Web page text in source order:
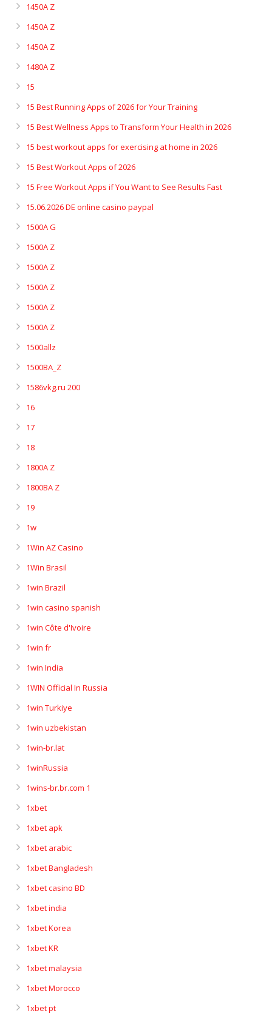
1450A Z
1450A Z
1450A Z
1480A Z
15
15 Best Running Apps of 2026 for Your Training
15 Best Wellness Apps to Transform Your Health in 2026
15 best workout apps for exercising at home in 2026
15 Best Workout Apps of 2026
15 Free Workout Apps if You Want to See Results Fast
15.06.2026 DE online casino paypal
1500A G
1500A Z
1500A Z
1500A Z
1500A Z
1500A Z
1500allz
1500BA_Z
1586vkg.ru 200
16
17
18
1800A Z
1800BA Z
19
1w
1Win AZ Casino
1Win Brasil
1win Brazil
1win casino spanish
1win Côte d'Ivoire
1win fr
1win India
1WIN Official In Russia
1win Turkiye
1win uzbekistan
1win-br.lat
1winRussia
1wins-br.br.com 1
1xbet
1xbet apk
1xbet arabic
1xbet Bangladesh
1xbet casino BD
1xbet india
1xbet Korea
1xbet KR
1xbet malaysia
1xbet Morocco
1xbet pt